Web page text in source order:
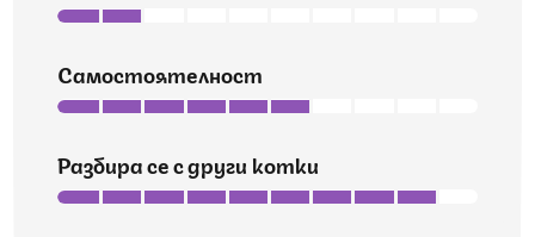
Самостоятелност
Разбира се с други котки